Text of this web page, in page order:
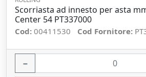
Scorriasta ad innesto per asta
Center 54 PT337000
Cod: 00411530 Cod Fornitore:
−